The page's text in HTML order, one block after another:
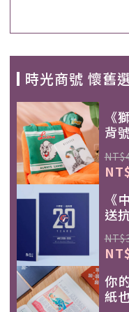
時光商號 懷舊
《
背
《
送
你
紙